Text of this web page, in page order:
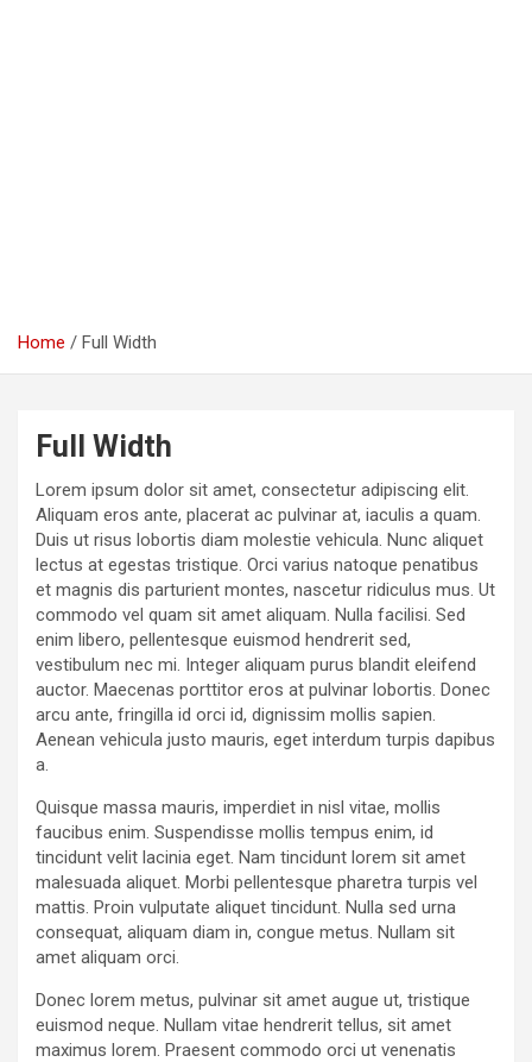
Home Full Width
Full Width
Lorem ipsum dolor sit amet, consectetur adipiscing elit.
Aliquam eros ante, placerat ac pulvinar at, iaculis a quam.
Duis ut risus lobortis diam molestie vehicula. Nunc aliquet
lectus at egestas tristique. Orci varius natoque penatibus
et magnis dis parturient montes, nascetur ridiculus mus. Ut
commodo vel quam sit amet aliquam. Nulla facilisi. Sed
enim libero, pellentesque euismod hendrerit sed,
vestibulum nec mi. Integer aliquam purus blandit eleifend
auctor. Maecenas porttitor eros at pulvinar lobortis. Donec
arcu ante, fringilla id orci id, dignissim mollis sapien.
Aenean vehicula justo mauris, eget interdum turpis dapibus
a.
Quisque massa mauris, imperdiet in nisl vitae, mollis
faucibus enim. Suspendisse mollis tempus enim, id
tincidunt velit lacinia eget. Nam tincidunt lorem sit amet
malesuada aliquet. Morbi pellentesque pharetra turpis vel
mattis. Proin vulputate aliquet tincidunt. Nulla sed urna
consequat, aliquam diam in, congue metus. Nullam sit
amet aliquam orci.
Donec lorem metus, pulvinar sit amet augue ut, tristique
euismod neque. Nullam vitae hendrerit tellus, sit amet
maximus lorem. Praesent commodo orci ut venenatis